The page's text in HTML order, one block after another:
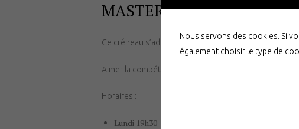
MASTERS COMPETITION
Ce créneau s’adresse aux adultes de 25 à 99 ans.
Aimer la compétition, se dépasser et chercher la
Horaires :
Lundi 19h30 – 20h à sec + 20h – 21h45 dans l’eau
Nous servons des cookies. Si
également choisir le type de